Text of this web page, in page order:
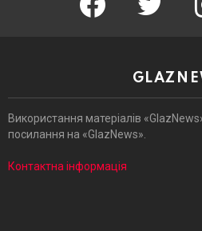
Використання матеріалів
посилання на «GlazNews».
Контактна інформація